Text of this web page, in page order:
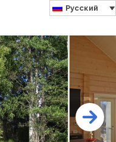
Русский